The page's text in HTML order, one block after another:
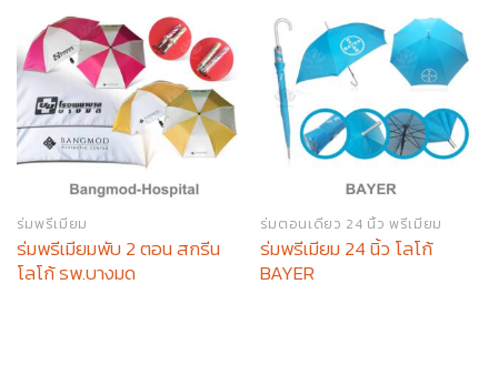
ร่มพรีเมียม
ร่มพรีเมียมพับ 2 ตอน สกรีน
โลโก้ รพ.บางมด
ร่มตอนเดียว 24 นิ้ว พรีเมียม
ร่มพรีเมียม 24 นิ้ว โลโก้
BAYER